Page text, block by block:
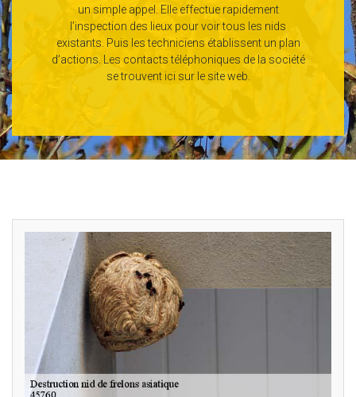
un simple appel. Elle effectue rapidement
l’inspection des lieux pour voir tous les nids
existants. Puis les techniciens établissent un plan
d’actions. Les contacts téléphoniques de la société
se trouvent ici sur le site web.